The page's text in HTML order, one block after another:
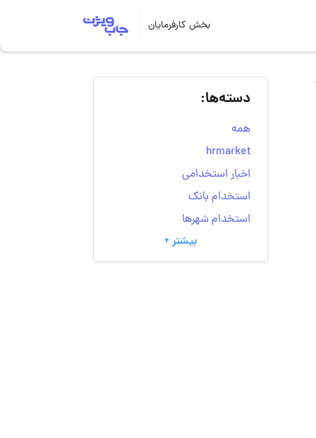
بخش کارفرمایان
دسته‌ها:
همه
hrmarket
اخبار استخدامی
استخدام بانک
استخدام شهرها
انتخاب مسیر شغلی
به‌روزرسانی‌های سایت
بیشتر +